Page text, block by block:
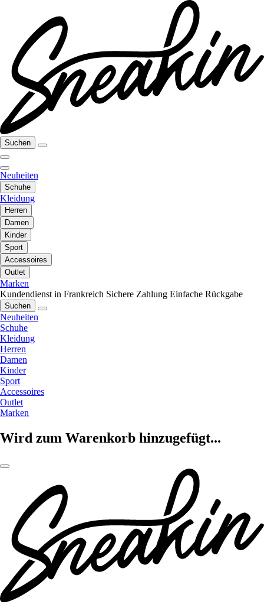
Suchen
Neuheiten
Schuhe
Kleidung
Herren
Damen
Kinder
Sport
Accessoires
Outlet
Marken
Kundendienst in Frankreich Sichere Zahlung Einfache Rückgabe
Suchen
Neuheiten
Schuhe
Kleidung
Herren
Damen
Kinder
Sport
Accessoires
Outlet
Marken
Wird zum Warenkorb hinzugefügt...